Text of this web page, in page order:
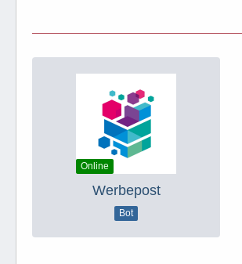
Online
Werbepost
Bot